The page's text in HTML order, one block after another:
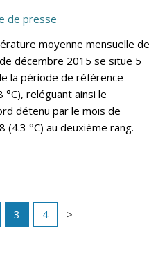
de presse
moyenne mensuelle de
décembre 2015 se situe 5
la période de référence
reléguant ainsi le
détenu par le mois de
(4.3 °C) au deuxième rang.
3 4